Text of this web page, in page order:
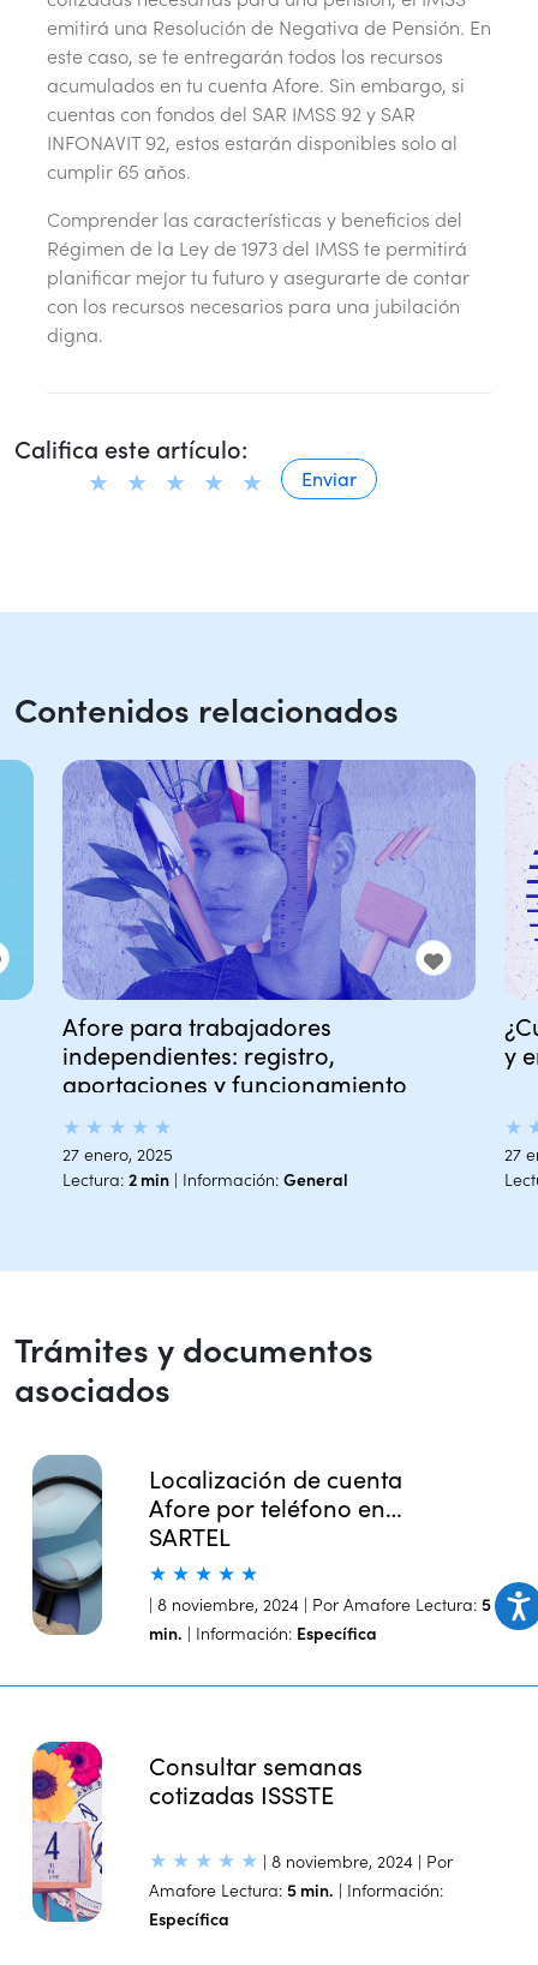
emitirá una Resolución de Negativa de Pensión. En
este caso, se te entregarán todos los recursos
acumulados en tu cuenta Afore. Sin embargo, si
cuentas con fondos del SAR IMSS 92 y SAR
INFONAVIT 92, estos estarán disponibles solo al
cumplir 65 años.
Comprender las características y beneficios del
Régimen de la Ley de 1973 del IMSS te permitirá
planificar mejor tu futuro y asegurarte de contar
con los recursos necesarios para una jubilación
digna.
Califica este artículo:
Contenidos relacionados
Afore para trabajadores
independientes: registro,
aportaciones y funcionamiento
★ ★ ★ ★ ★
27 enero, 2025
Lectura: 2 min | Información: General
y
★
27
Trámites y documentos
asociados
Localización de cuenta
Afore por teléfono en
SARTEL
★ ★ ★ ★ ★
| 8 noviembre, 2024 | Por Amafore Lectura: 5
min. | Información: Específica
Consultar semanas
cotizadas ISSSTE
★ ★ ★ ★ ★ | 8 noviembre, 2024 | Por
Amafore Lectura: 5 min. | Información:
Específica